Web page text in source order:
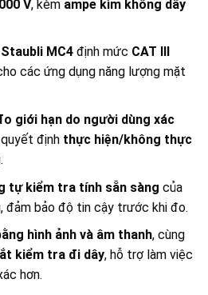
V, kèm ampe kìm không dây
MC4định mức CAT III
các ứng dụng năng lượng mặt
giới hạn do người dùng xác
định thực hiện/không thực
tự kiểm tra tính sẵn sàng của
đảm bảo độ tin cậy trước khi đo.
hình ảnh và âm thanh, cùng
kiểm tra đi dây, hỗ trợ làm việc
hơn.